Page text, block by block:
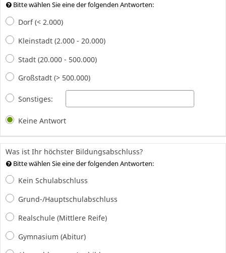
Bitte wählen Sie eine der folgenden Antworten:
Dorf (< 2.000)
Kleinstadt (2.000 - 20.000)
Stadt (20.000 - 500.000)
Großstadt (> 500.000)
Sonstiges:
Keine Antwort
Was ist Ihr höchster Bildungsabschluss?
Bitte wählen Sie eine der folgenden Antworten:
Kein Schulabschluss
Grund-/Hauptschulabschluss
Realschule (Mittlere Reife)
Gymnasium (Abitur)